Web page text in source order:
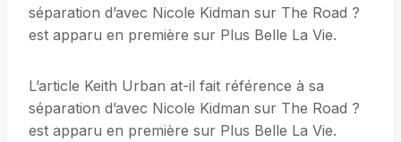
séparation d’avec Nicole Kidman sur The Road ?
est apparu en première sur Plus Belle La Vie.
L’article Keith Urban at-il fait référence à sa
séparation d’avec Nicole Kidman sur The Road ?
est apparu en première sur Plus Belle La Vie.